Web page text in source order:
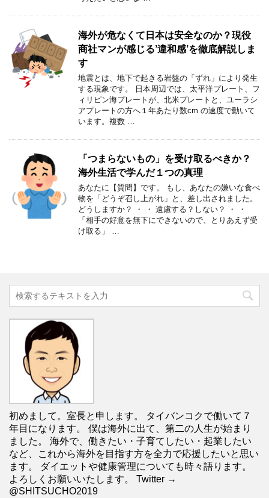
海外が危なくて日本は安全なのか？現役
商社マンが感じる’違和感’を徹底解説しま
す
地震とは、地下で起きる岩盤の「ずれ」により発生
する現象です。 日本周辺では、太平洋プレート、フ
ィリピン海プレートが、北米プレートと、ユーラシ
アプレートの方へ１年あたり数cm の速度で動いて
います。複数 …
「つまらないもの」を受け取るべきか？
海外生活で学んだ１つの真理
あなたに【質問】です。 もし、あなたの嫌いな食べ
物を「どうぞ召し上がれ」と、差し出されました。
どうしますか？ ・ ・ 遠慮する？しない？ ・ ・
「相手の好意を無下にできないので、とりあえず受
け取る」 …
初めまして。室長と申します。 タイバンコクで働いて７
年目になります。 僕は海外に出て、第二の人生が始まり
ました。 海外で、働きたい・子育てしたい・起業したい
など、これから海外を目指す方を全力で応援したいと思い
ます。 ダイエットや健康管理についても時々語ります。
よろしくお願いいたします。 Twitter →
@SHITSUCHO2019